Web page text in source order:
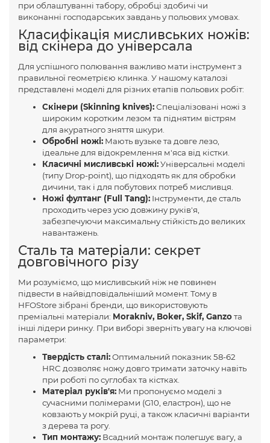
при облаштуванні табору, обробці здобичі чи
виконанні господарських завдань у польових умовах.
Класифікація мисливських ножів:
від скінера до універсала
Для успішного полювання важливо мати інструмент з
правильної геометрією клинка. У нашому каталозі
представлені моделі для різних етапів польових робіт:
Скінери (Skinning knives):Спеціалізовані ножі з
широким коротким лезом та піднятим вістрям
для акуратного зняття шкури.
Обробні ножі: Мають вузьке та довге лезо,
ідеальне для відокремлення м'яса від кістки.
Класичні мисливські ножі:Універсальні моделі
(типу Drop-point), що підходять як для обробки
дичини, так і для побутових потреб мисливця.
Ножі фултанг (Full Tang): Інструменти, де сталь
проходить через усю довжину руків'я,
забезпечуючи максимальну стійкість до великих
навантажень.
Сталь та матеріали: секрет
довговічного різу
Ми розуміємо, що мисливський ніж не повинен
підвести в найвідповідальніший момент. Тому в
HFOStore зібрані бренди, що використовують
преміальні матеріали: Morakniv, Boker, Skif, Ganzoта
інші лідери ринку. При виборі зверніть увагу на ключові
параметри:
Твердість сталі:Оптимальний показник 58-62
HRC дозволяє ножу довго тримати заточку навіть
при роботі по суглобах та кістках.
Матеріал руків'я: Ми пропонуємо моделі з
сучасними полімерами (G10, еластрон), що не
ковзають у мокрій руці, а також класичні варіанти
з дерева та рогу.
Тип монтажу: Всадний монтаж полегшує вагу, а